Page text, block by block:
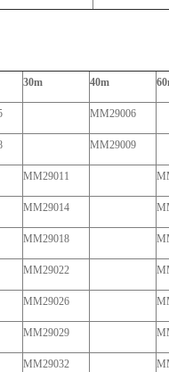
30m 40m
MM29006
MM29009
MM29011
MM29014
MM29018
MM29022
MM29026
MM29029
MM29032